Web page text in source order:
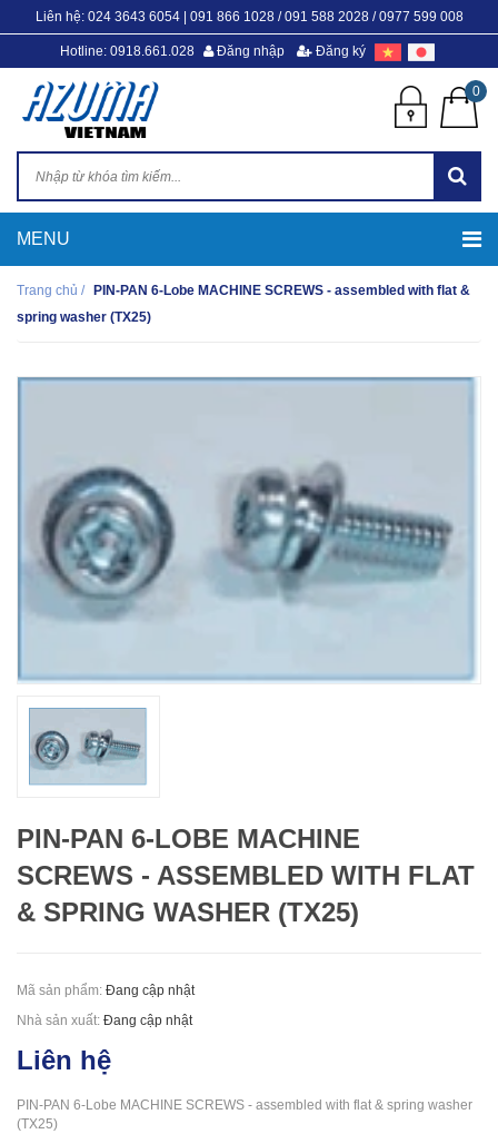
Liên hệ: 024 3643 6054| 091 866 1028 / 091 588 2028 / 0977 599 008
Hotline: 0918.661.028 Đăng nhập Đăng ký
0
Trang chủ /
PIN-PAN 6-Lobe MACHINE SCREWS - assembled with flat &
spring washer (TX25)
PIN-PAN 6-LOBE MACHINE
SCREWS - ASSEMBLED WITH FLAT
& SPRING WASHER (TX25)
Mã sản phẩm: Đang cập nhật
Nhà sản xuất: Đang cập nhật
Liên hệ
PIN-PAN 6-Lobe MACHINE SCREWS - assembled with flat & spring washer
(TX25)